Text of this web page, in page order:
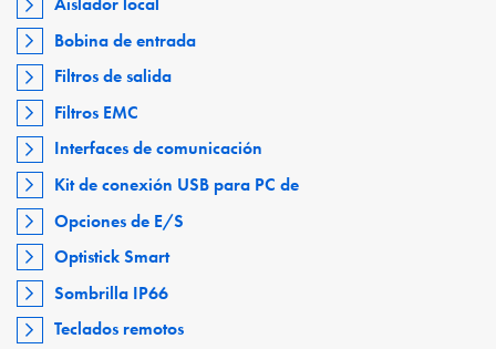
Bobina de entrada
Filtros de salida
Filtros EMC
Interfaces de comunicación
Kit de conexión USB para PC de
Opciones de E/S
Optistick Smart
Sombrilla IP66
Teclados remotos